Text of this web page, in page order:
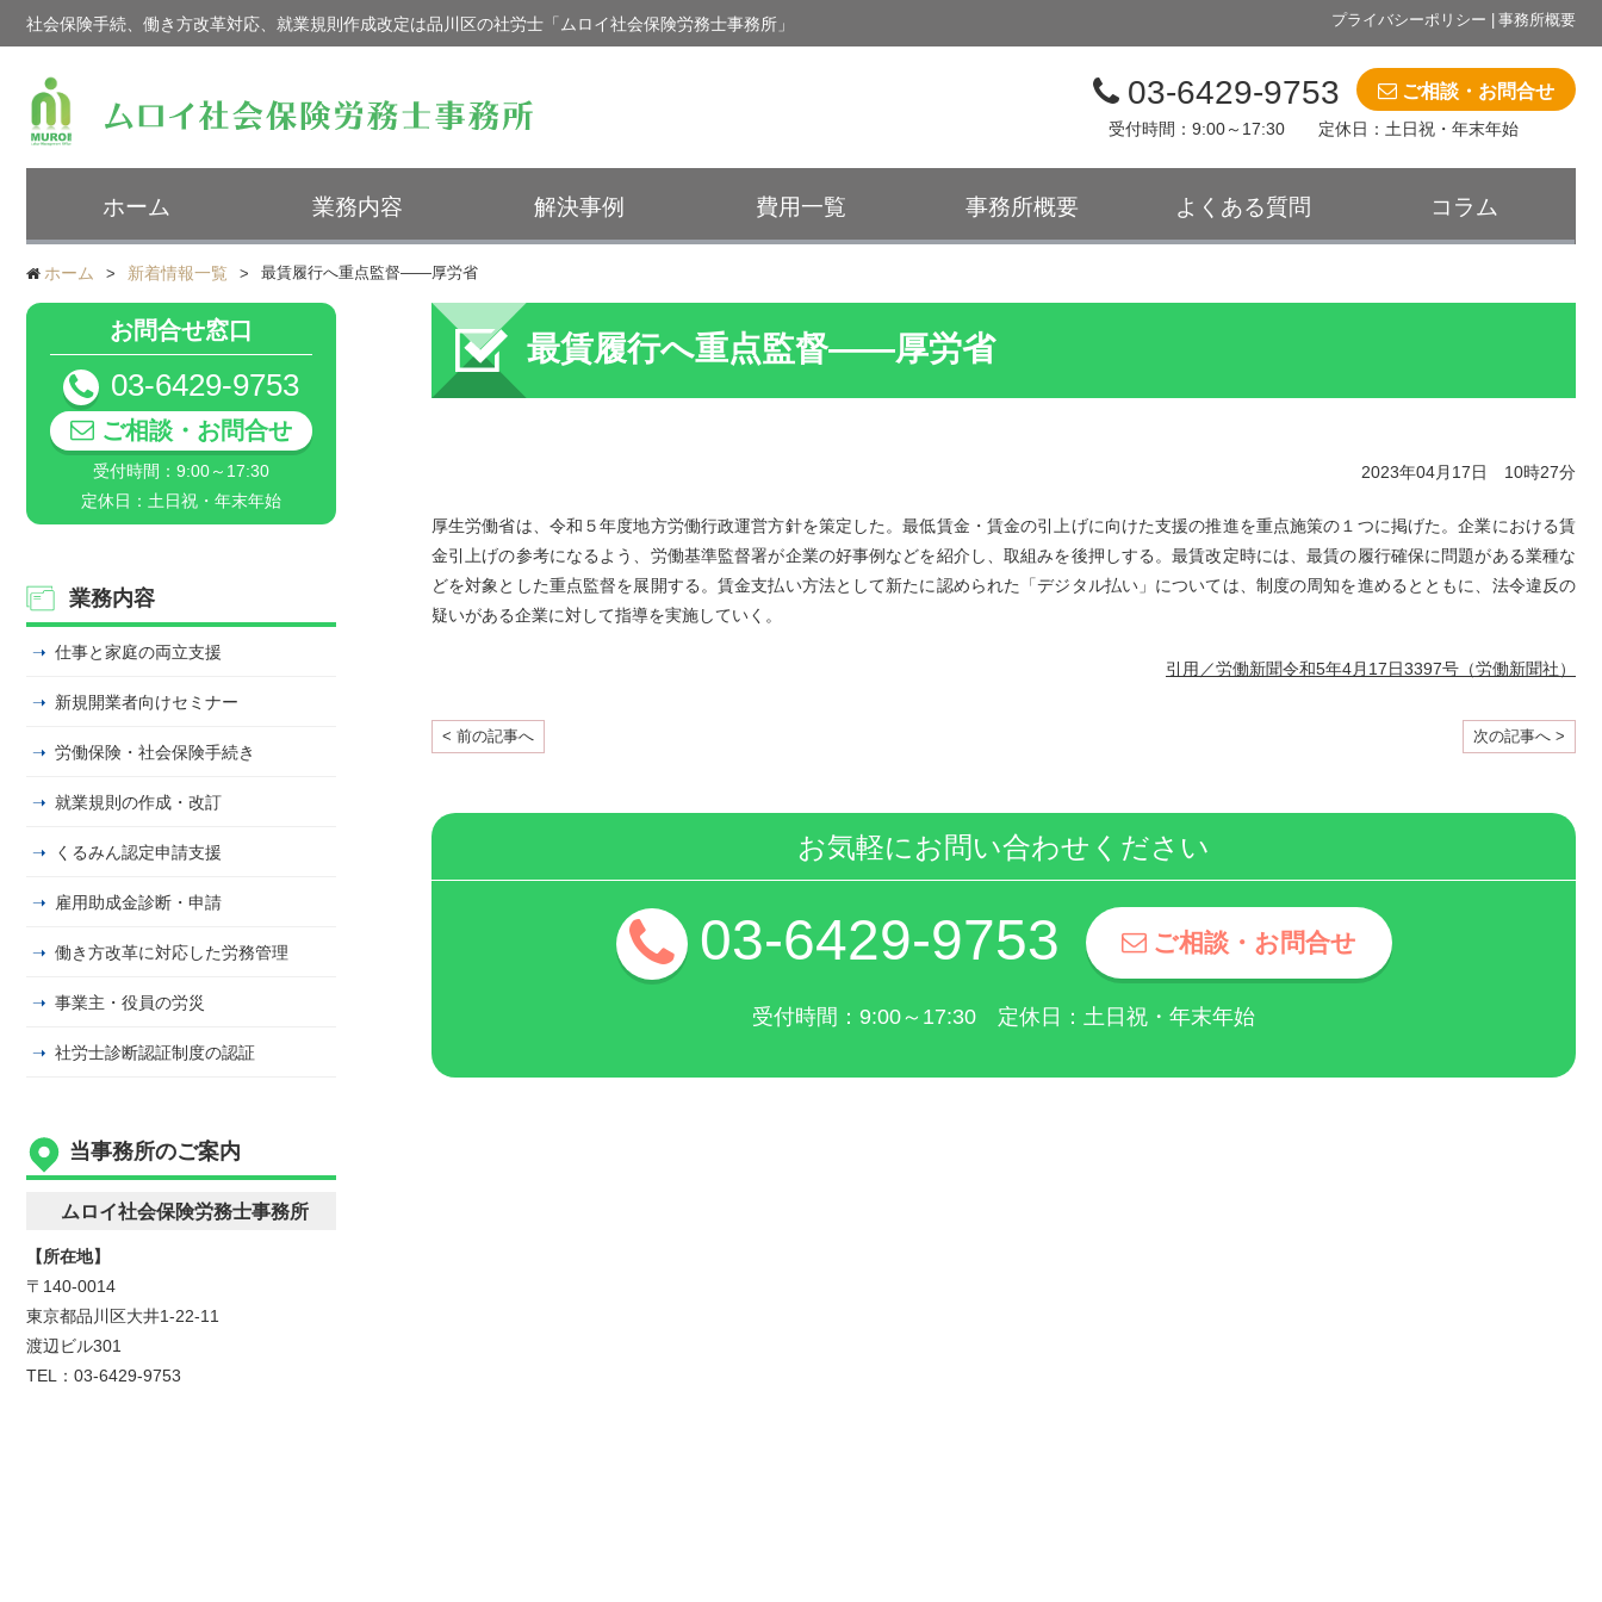
社会保険手続、働き方改革対応、就業規則作成改定は品川区の社労士「ムロイ社会保険労務士事務所」 プライバシーポリシー 事務所概要
03-6429-9753 ご相談・お問合せ
受付時間：9:00～17:30 定休日：土日祝・年末年始
ホーム 業務内容 解決事例 費用一覧 事務所概要 よくある質問 コラム
ホーム 新着情報一覧 最賃履行へ重点監督――厚労省
最賃履行へ重点監督――厚労省
2023年04月17日 10時27分
厚生労働省は、令和５年度地方労働行政運営方針を策定した。最低賃金・賃金の引上げに向けた支援の推進を重点施策の１つに掲げた。企業における賃
金引上げの参考になるよう、労働基準監督署が企業の好事例などを紹介し、取組みを後押しする。最賃改定時には、最賃の履行確保に問題がある業種な
どを対象とした重点監督を展開する。賃金支払い方法として新たに認められた「デジタル払い」については、制度の周知を進めるとともに、法令違反の
疑いがある企業に対して指導を実施していく。
引用／労働新聞令和5年4月17日3397号（労働新聞社）
< 前の記事へ 次の記事へ >
お気軽にお問い合わせください
03-6429-9753 ご相談・お問合せ
受付時間：9:00～17:30 定休日：土日祝・年末年始
お問合せ窓口
03-6429-9753
ご相談・お問合せ
受付時間：9:00～17:30
定休日：土日祝・年末年始
業務内容
仕事と家庭の両立支援
新規開業者向けセミナー
労働保険・社会保険手続き
就業規則の作成・改訂
くるみん認定申請支援
雇用助成金診断・申請
働き方改革に対応した労務管理
事業主・役員の労災
社労士診断認証制度の認証
当事務所のご案内
ムロイ社会保険労務士事務所
【所在地】
〒140-0014
東京都品川区大井1-22-11
渡辺ビル301
TEL：03-6429-9753